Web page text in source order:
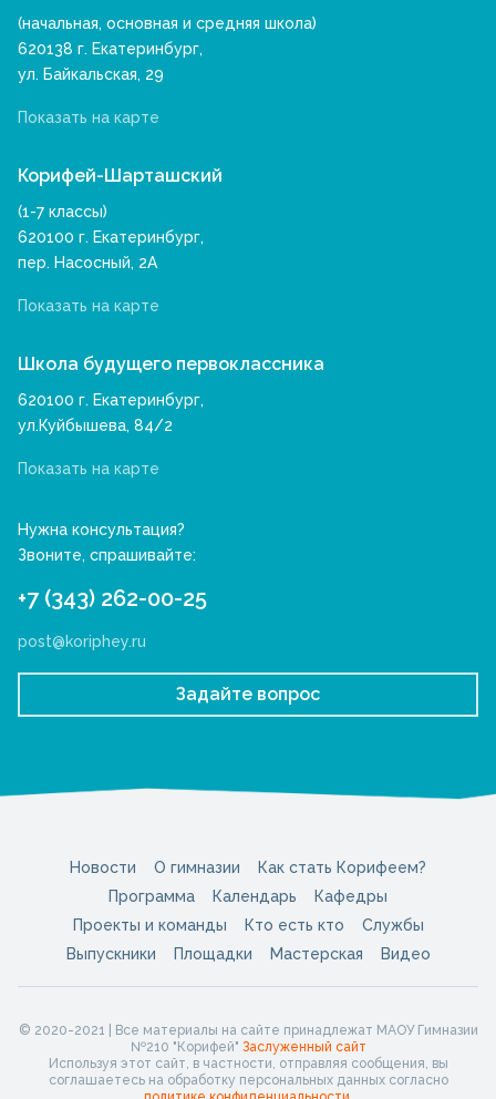
(начальная, основная и средняя школа)
620138 г. Екатеринбург,
ул. Байкальская, 29
Показать на карте
Корифей-Шарташский
(1-7 классы)
620100 г. Екатеринбург,
пер. Насосный, 2А
Показать на карте
Школа будущего первоклассника
620100 г. Екатеринбург,
ул.Куйбышева, 84/2
Показать на карте
Нужна консультация?
Звоните, спрашивайте:
+7 (343) 262-00-25
post@koriphey.ru
Задайте вопрос
Новости О гимназии
Как стать Корифеем?
Программа
Календарь
Кафедры
Проекты и команды
Кто есть кто
Службы
Выпускники
Площадки Мастерская Видео
© 2020-2021 | Все материалы на сайте принадлежат МАОУ Гимназии
№210 "Корифей" Заслуженный сайт
Используя этот сайт, в частности, отправляя сообщения, вы
соглашаетесь на обработку персональных данных согласно